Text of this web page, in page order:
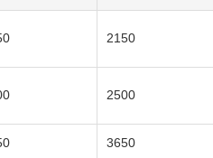
2150
2500
3650